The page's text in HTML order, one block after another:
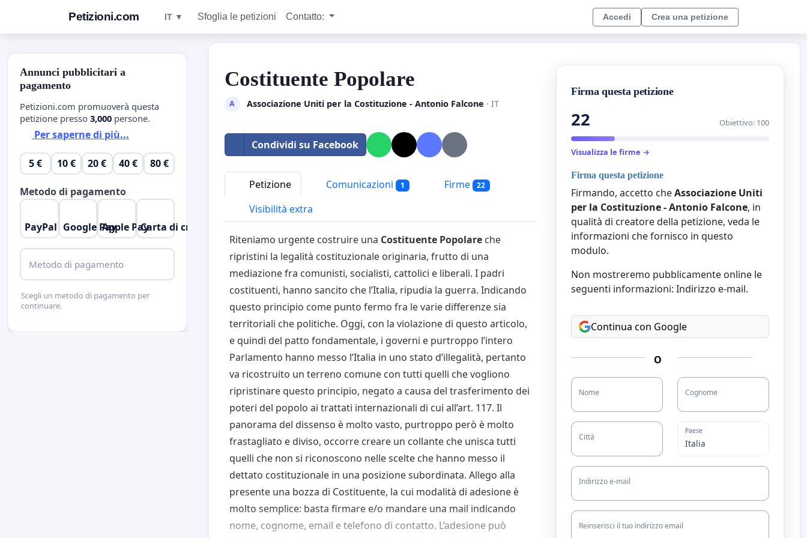
Petizioni.com IT ▼ Sfoglia le petizioni Contatto: Accedi Crea una petizione
Costituente Popolare
A Associazione Uniti per la Costituzione - Antonio Falcone · IT
Condividi su Facebook
Petizione Comunicazioni 1 Firme 22
Visibilità extra
Riteniamo urgente costruire una Costituente Popolare che
ripristini la legalità costituzionale originaria, frutto di una
mediazione fra comunisti, socialisti, cattolici e liberali. I padri
costituenti, hanno sancito che l’Italia, ripudia la guerra. Indicando
questo principio come punto fermo fra le varie differenze sia
territoriali che politiche. Oggi, con la violazione di questo articolo,
e quindi del patto fondamentale, i governi e purtroppo l’intero
Parlamento hanno messo l’Italia in uno stato d’illegalità, pertanto
va ricostruito un terreno comune con tutti quelli che vogliono
ripristinare questo principio, negato a causa del trasferimento dei
poteri del popolo ai trattati internazionali di cui all’art. 117. Il
panorama del dissenso è molto vasto, purtroppo però è molto
frastagliato e diviso, occorre creare un collante che unisca tutti
quelli che non si riconoscono nelle scelte che hanno messo il
dettato costituzionale in una posizione subordinata. Allego alla
presente una bozza di Costituente, la cui modalità di adesione è
molto semplice: basta firmare e/o mandare una mail indicando
nome, cognome, email e telefono di contatto. L’adesione può
Firma questa petizione
22 Obiettivo: 100
Visualizza le firme →
Firma questa petizione
Firmando, accetto cheAssociazione Uniti
per la Costituzione - Antonio Falcone, in
qualità di creatore della petizione, veda le
informazioni che fornisco in questo
modulo.
Non mostreremo pubblicamente online le
seguenti informazioni: Indirizzo e-mail.
Continua con Google
O
Nome Cognome
Città
Paese
Indirizzo e-mail
Reinserisci il tuo indirizzo email
Annunci pubblicitari a
pagamento
Petizioni.com promuoverà questa
petizione presso 3,000 persone.
Per saperne di più...
5 € 10 € 20 € 40 € 80 €
Metodo di pagamento
PayPal Google PayApple PayCarta di credito
Metodo di pagamento
Scegli un metodo di pagamento per
continuare.